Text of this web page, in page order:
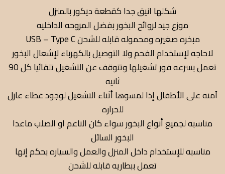
شكلها انيق جدا كقطعة ديكور بالمنزل
موزع جيد لروائح البخور بفضل المروحه الداخليه
مبخره صغيره ومحموله قابله للشحن USB – Type C
لاحاجه لإستخدام الفحم ولا التوصيل بالكهرباء لإشعال البخور
تعمل بسرعه فور تشغيلها وتتوقف عن التشغيل تلقائيا كل 90
ثانيه
آمنه على الأطفال إذا لمسوها أثناء التشغيل لوجود غطاء عازل
للحراره
مناسبه لجميع أنواع البخور سواء كان الناعم او الصلب ماعدا
البخور السائل
مناسبه للإستخدام داخل المنزل والعمل والسياره بحكم إنها
تعمل ببطاريه قابله للشحن